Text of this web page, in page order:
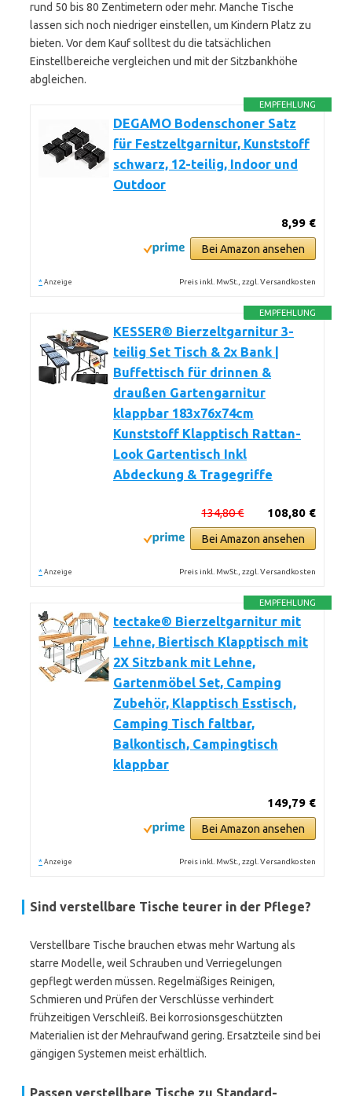
rund 50 bis 80 Zentimetern oder mehr. Manche Tische
lassen sich noch niedriger einstellen, um Kindern Platz zu
bieten. Vor dem Kauf solltest du die tatsächlichen
Einstellbereiche vergleichen und mit der Sitzbankhöhe
abgleichen.
EMPFEHLUNG
DEGAMO Bodenschoner Satz
für Festzeltgarnitur, Kunststoff
schwarz, 12-teilig, Indoor und
Outdoor
8,99 €
Bei Amazon ansehen
* Anzeige Preis inkl. MwSt., zzgl. Versandkosten
EMPFEHLUNG
KESSER® Bierzeltgarnitur 3-
teilig Set Tisch & 2x Bank |
Buffettisch für drinnen &
draußen Gartengarnitur
klappbar 183x76x74cm
Kunststoff Klapptisch Rattan-
Look Gartentisch Inkl
Abdeckung & Tragegriffe
108,80 €
134,80 €
Bei Amazon ansehen
* Anzeige Preis inkl. MwSt., zzgl. Versandkosten
EMPFEHLUNG
tectake® Bierzeltgarnitur mit
Lehne, Biertisch Klapptisch mit
2X Sitzbank mit Lehne,
Gartenmöbel Set, Camping
Zubehör, Klapptisch Esstisch,
Camping Tisch faltbar,
Balkontisch, Campingtisch
klappbar
149,79 €
Bei Amazon ansehen
* Anzeige Preis inkl. MwSt., zzgl. Versandkosten
Sind verstellbare Tische teurer in der Pflege?
Verstellbare Tische brauchen etwas mehr Wartung als
starre Modelle, weil Schrauben und Verriegelungen
gepflegt werden müssen. Regelmäßiges Reinigen,
Schmieren und Prüfen der Verschlüsse verhindert
frühzeitigen Verschleiß. Bei korrosionsgeschützten
Materialien ist der Mehraufwand gering. Ersatzteile sind bei
gängigen Systemen meist erhältlich.
Passen verstellbare Tische zu Standard-